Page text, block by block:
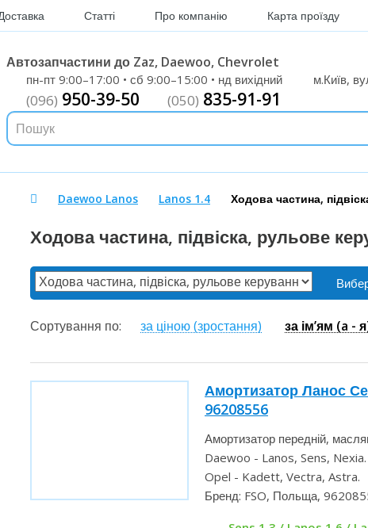
Доставка Статті Про компанію Карта проїзду
Автозапчастини до Zaz, Daewoo, Chevrolet
пн-пт 9:00–17:00 • сб 9:00–15:00 • нд вихідний м.Київ,
(096) 950-39-50 (050) 835-91-91
Daewoo Lanos Lanos 1.4 Ходова частина,
Ходова частина, підвіска, рульове
Сортування по: за ціною (зростання) за ім’ям (a
Амортизатор Ланос
96208556
Амортизатор передній,
Daewoo - Lanos, Sens, Nexia.
Opel - Kadett, Vectra, Astra.
Бренд: FSO, Польща,